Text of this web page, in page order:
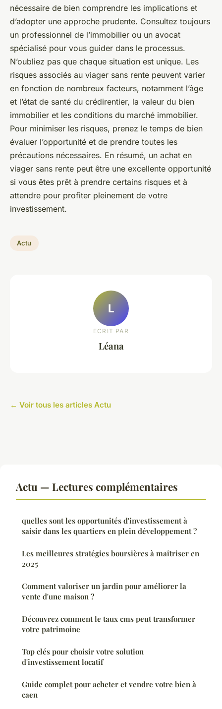
nécessaire de bien comprendre les implications et
d’adopter une approche prudente. Consultez toujours
un professionnel de l’immobilier ou un avocat
spécialisé pour vous guider dans le processus.
N’oubliez pas que chaque situation est unique. Les
risques associés au viager sans rente peuvent varier
en fonction de nombreux facteurs, notamment l’âge
et l’état de santé du crédirentier, la valeur du bien
immobilier et les conditions du marché immobilier.
Pour minimiser les risques, prenez le temps de bien
évaluer l’opportunité et de prendre toutes les
précautions nécessaires. En résumé, un achat en
viager sans rente peut être une excellente opportunité
si vous êtes prêt à prendre certains risques et à
attendre pour profiter pleinement de votre
investissement.
Actu
L
ECRIT PAR
Léana
← Voir tous les articles Actu
Actu — Lectures complémentaires
quelles sont les opportunités d'investissement à
saisir dans les quartiers en plein développement ?
Les meilleures stratégies boursières à maîtriser en
2025
Comment valoriser un jardin pour améliorer la
vente d'une maison ?
Découvrez comment le taux cms peut transformer
votre patrimoine
Top clés pour choisir votre solution
d'investissement locatif
Guide complet pour acheter et vendre votre bien à
caen